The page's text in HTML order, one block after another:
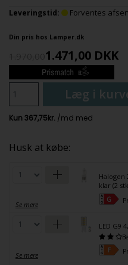
Leveringstid: Forventes
Din pris hos Lamper.dk
1.471,00 DKK
Læg i
Husk at købe:
Se mere
Halogen
klar (2
Se mere
LED G9